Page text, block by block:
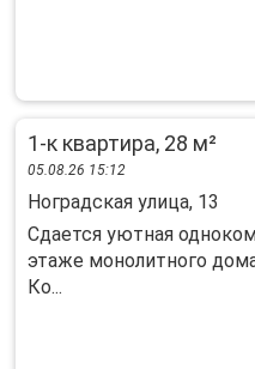
1-к квартира, 28 м²
05.08.26 15:12
Ноградская улица, 13
Сдается уютная
этаже монолитного
Ко...